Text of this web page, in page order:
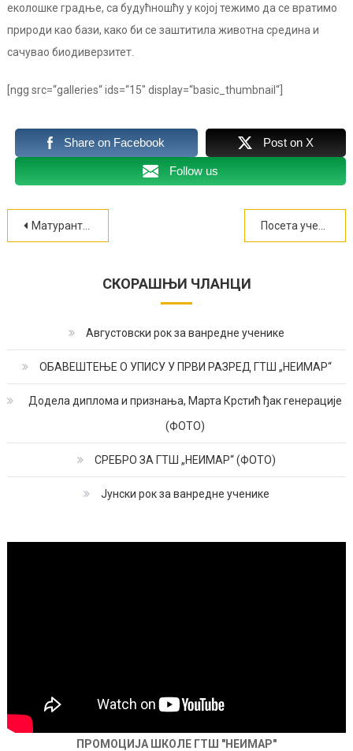
еколошке градње, са будућношћу у којој тежимо да се вратимо
природи као бази, како би се заштитила животна средина и
сачувао биодиверзитет.
[ngg src=“galleries“ ids=“15″ display=“basic_thumbnail“]
Share on Facebook Post on X
Follow us
Кретање
Матуранти ГТШ „Неимар“ плесали на Тргу краља Милана
СКОРАШЊИ ЧЛАНЦИ
Августовски рок за ванредне ученике
ОБАВЕШТЕЊЕ О УПИСУ У ПРВИ РАЗРЕД ГТШ „НЕИМАР“
Додела диплома и признања, Марта Крстић ђак генерације
(ФОТО)
СРЕБРО ЗА ГТШ „НЕИМАР“ (ФОТО)
Јунски рок за ванредне ученике
ПРОМОЦИЈА ШКОЛЕ ГТШ "НЕИМАР"